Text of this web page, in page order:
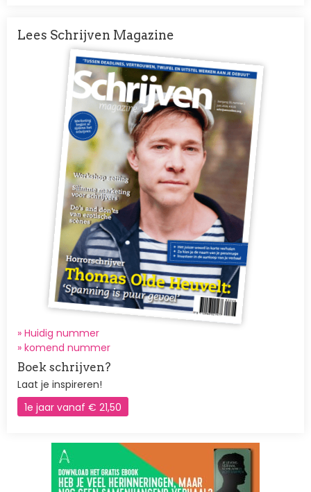
Lees Schrijven Magazine
Afbeelding
» Huidig nummer
» komend nummer
Boek schrijven?
Laat je inspireren!
1e jaar vanaf € 21,50